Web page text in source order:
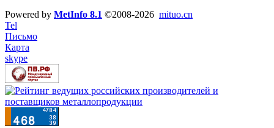
Powered by MetInfo 8.1 ©2008-2026 mituo.cn
Tel
Письмо
Карта
skype